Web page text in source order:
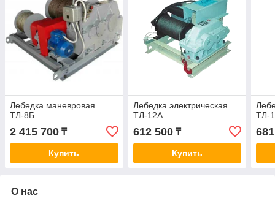
Лебедка маневровая
ТЛ-8Б
2 415 700 ₸
Купить
Лебедка электрическая
ТЛ-12А
612 500₸
Купить
ТЛ-
О нас